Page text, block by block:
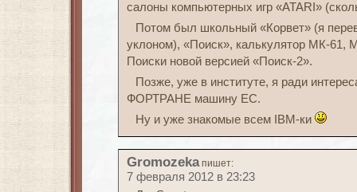
салоны компьютерных игр «ATARI»
Потом был школьный «Корвет» (я
уклоном), «Поиск», калькулятор МК-61,
Поиски новой версией «Поиск-2».
Позже, уже в институте, я ради
ФОРТРАНЕ машину ЕС.
Ну и уже знакомые всем IBM-ки
Gromozeka пишет:
7 февраля 2012 в 23:23